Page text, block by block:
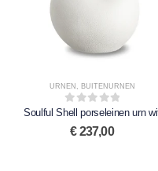
URNEN , BUITENURNEN
0out of 5
Soulful Shell porseleinen urn
€237,00